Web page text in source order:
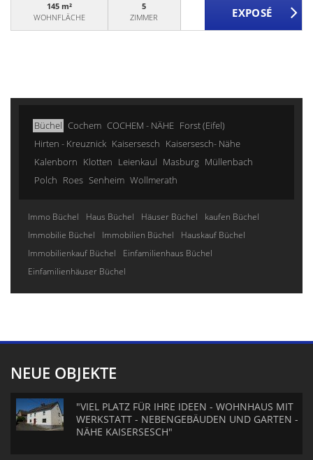
145 m²
WOHNFLÄCHE
5
ZIMMER
Büchel Cochem COCHEM - NÄHE Forst (Eifel)
Hirten - Kreuznick Kaisersesch Kaisersesch- Nähe
Kalenborn Klotten Leienkaul Masburg Müllenbach
Polch Roes Senheim Wollmerath
Immo Büchel Haus Büchel Häuser Büchel
kaufen Büchel
Immobilie Büchel
Immobilien Büchel
Hauskauf Büchel
Immobilienkauf Büchel
Einfamilienhaus Büchel
Einfamilienhäuser Büchel
NEUE OBJEKTE
"VIEL PLATZ FÜR IHRE IDEEN - WOHNHAUS MIT
WERKSTATT - NEBENGEBÄUDEN UND GARTEN -
NÄHE KAISERSESCH"